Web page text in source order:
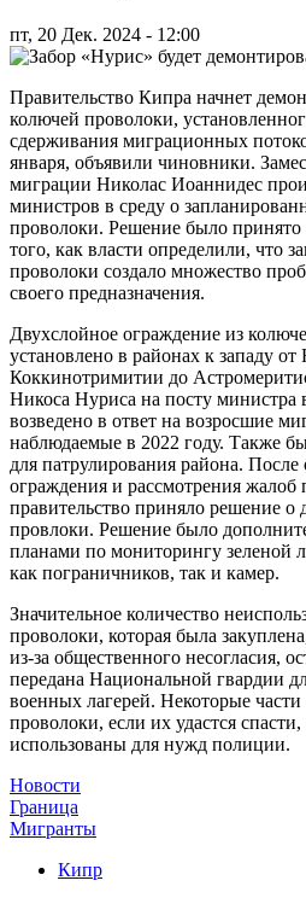
пт, 20 Дек. 2024 - 12:00
Правительство Кипра начнет
колючей проволоки,
сдерживания миграционных
января, объявили чиновники.
миграции Николас Иоаннидес
министров в среду о
проволоки. Решение было принято
того, как власти определили, что
проволоки создало множество
своего предназначения.
Двухслойное ограждение из
установлено в районах к западу
Коккинотримитии до
Никоса Нуриса на посту
возведено в ответ на возросшие
наблюдаемые в 2022 году. Также
для патрулирования района.
ограждения и рассмотрения жалоб
правительство приняло решение о
провлоки. Решение было
планами по мониторингу зеленой
как пограничников, так и камер.
Значительное количество
проволоки, которая была
из-за общественного несогласия,
передана Национальной гвардии
военных лагерей. Некоторые
проволоки, если их удастся
использованы для нужд полиции.
Новости
Граница
Мигранты
Кипр